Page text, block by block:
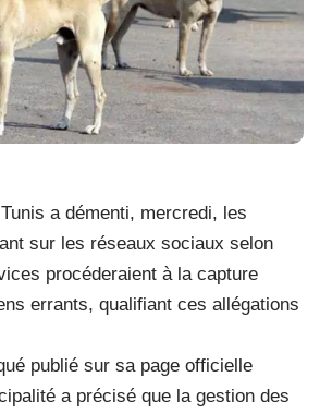
a démenti, mercredi, les
sur les réseaux sociaux selon
procéderaient à la capture
errants, qualifiant ces allégations
publié sur sa page officielle
a précisé que la gestion des